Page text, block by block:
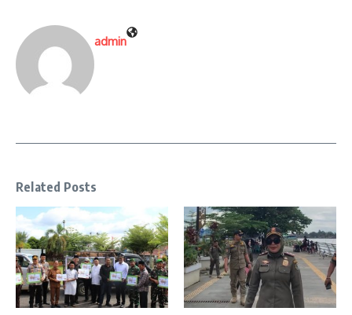
admin
Related Posts